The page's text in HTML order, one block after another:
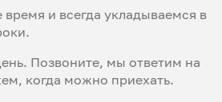
и всегда укладываемся в
Позвоните, мы ответим на
когда можно приехать.